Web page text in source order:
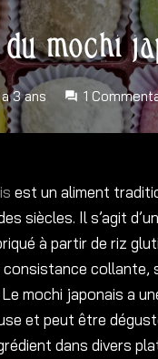
mochi
3 ans forum 1
est un aliment
siècles. Il s’agit
à partir de riz
collante,
Le mochi japonais a
et peut être
dans divers